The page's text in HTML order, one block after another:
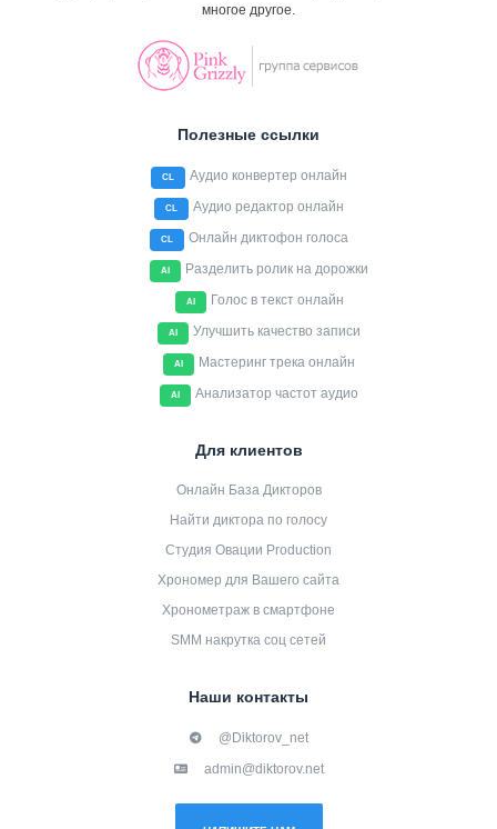
многое другое.
Полезные ссылки
CL Аудио конвертер онлайн
CL Аудио редактор онлайн
CL Онлайн диктофон голоса
AI Разделить ролик на дорожки
AI Голос в текст онлайн
AI Улучшить качество записи
AI Мастеринг трека онлайн
AI Анализатор частот аудио
Для клиентов
Онлайн База Дикторов
Найти диктора по голосу
Студия Овации Production
Хрономер для Вашего сайта
Хронометраж в смартфоне
SMM накрутка соц сетей
Наши контакты
@Diktorov_net
admin@diktorov.net